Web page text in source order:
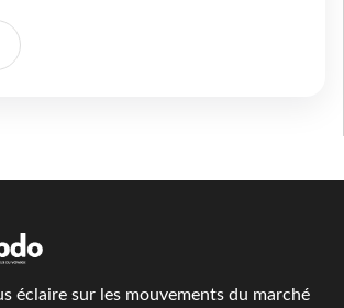
éclaire sur les mouvements du marché